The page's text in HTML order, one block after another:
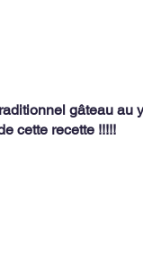
gâteau au
cette recette !!!!!